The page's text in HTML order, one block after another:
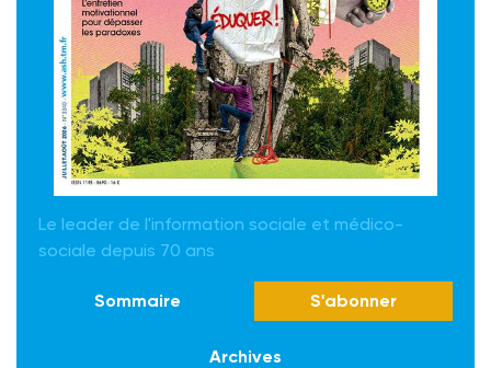
Le leader de l'information sociale et médico-
sociale depuis 70 ans
Sommaire S'abonner
Archives